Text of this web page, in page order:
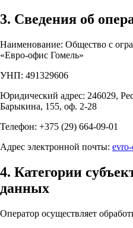
3. Сведения об
Наименование: Общество с
«Евро-офис Гомель»
УНП: 491329606
Юридический адрес: 246029,
Барыкина, 155, оф. 2-28
Телефон: +375 (29) 664-09-01
Адрес электронной почты:
4. Категории
данных
Оператор осуществляет